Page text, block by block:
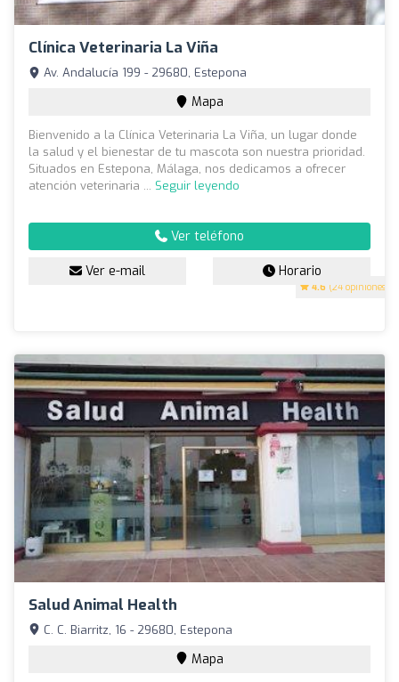
Clínica Veterinaria La Viña
4.6 (24 opiniones)
Av. Andalucía 199 - 29680, Estepona
Mapa
Bienvenido a la Clínica Veterinaria La Viña, un lugar donde
la salud y el bienestar de tu mascota son nuestra prioridad.
Situados en Estepona, Málaga, nos dedicamos a ofrecer
atención veterinaria ... Seguir leyendo
Ver teléfono
Ver e-mail Horario
Salud Animal Health
C. C. Biarritz, 16 - 29680, Estepona
Mapa